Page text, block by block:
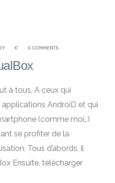
K' 0 COMMENTS
à tous, A ceux qui
AndroiD et qui
(comme moi…)
se profiter de la
Tous d’abords, il
Ensuite, télécharger